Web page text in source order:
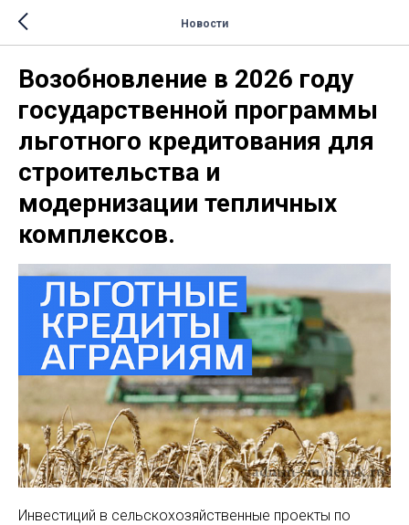
Новости
Возобновление в 2026 году
государственной программы
льготного кредитования для
строительства и
модернизации тепличных
комплексов.
Инвестиций в сельскохозяйственные проекты по